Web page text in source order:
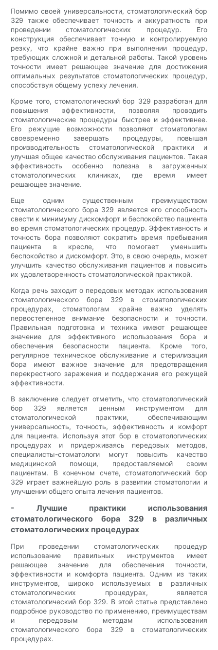
Помимо своей универсальности, стоматологический бор
329 также обеспечивает точность и аккуратность при
проведении стоматологических процедур. Его
конструкция обеспечивает точную и контролируемую
резку, что крайне важно при выполнении процедур,
требующих сложной и детальной работы. Такой уровень
точности имеет решающее значение для достижения
оптимальных результатов стоматологических процедур,
способствуя общему успеху лечения.
Кроме того, стоматологический бор 329 разработан для
повышения эффективности, позволяя проводить
стоматологические процедуры быстрее и эффективнее.
Его режущие возможности позволяют стоматологам
своевременно завершать процедуры, повышая
производительность стоматологической практики и
улучшая общее качество обслуживания пациентов. Такая
эффективность особенно полезна в загруженных
стоматологических клиниках, где время имеет
решающее значение.
Еще одним существенным преимуществом
стоматологического бора 329 является его способность
свести к минимуму дискомфорт и беспокойство пациента
во время стоматологических процедур. Эффективность и
точность бора позволяют сократить время пребывания
пациента в кресле, что помогает уменьшить
беспокойство и дискомфорт. Это, в свою очередь, может
улучшить качество обслуживания пациентов и повысить
их удовлетворенность стоматологической практикой.
Когда речь заходит о передовых методах использования
стоматологического бора 329 в стоматологических
процедурах, стоматологам крайне важно уделять
первостепенное внимание безопасности и точности.
Правильная подготовка и техника имеют решающее
значение для эффективного использования бора и
обеспечения безопасности пациента. Кроме того,
регулярное техническое обслуживание и стерилизация
бора имеют важное значение для предотвращения
перекрестного заражения и поддержания его режущей
эффективности.
В заключение следует отметить, что стоматологический
бор 329 является ценным инструментом для
стоматологической практики, обеспечивающим
универсальность, точность, эффективность и комфорт
для пациента. Используя этот бор в стоматологических
процедурах и придерживаясь передовых методов,
специалисты-стоматологи могут повысить качество
медицинской помощи, предоставляемой своим
пациентам. В конечном счете, стоматологический бор
329 играет важнейшую роль в развитии стоматологии и
улучшении общего опыта лечения пациентов.
- Лучшие практики использования
стоматологического бора 329 в различных
стоматологических процедурах
При проведении стоматологических процедур
использование правильных инструментов имеет
решающее значение для обеспечения точности,
эффективности и комфорта пациента. Одним из таких
инструментов, широко используемых в различных
стоматологических процедурах, является
стоматологический бор 329. В этой статье представлено
подробное руководство по применению, преимуществам
и передовым методам использования
стоматологического бора 329 в стоматологических
процедурах.